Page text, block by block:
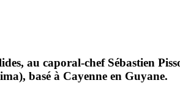
au caporal-chef Sébastien
basé à Cayenne en Guyane.